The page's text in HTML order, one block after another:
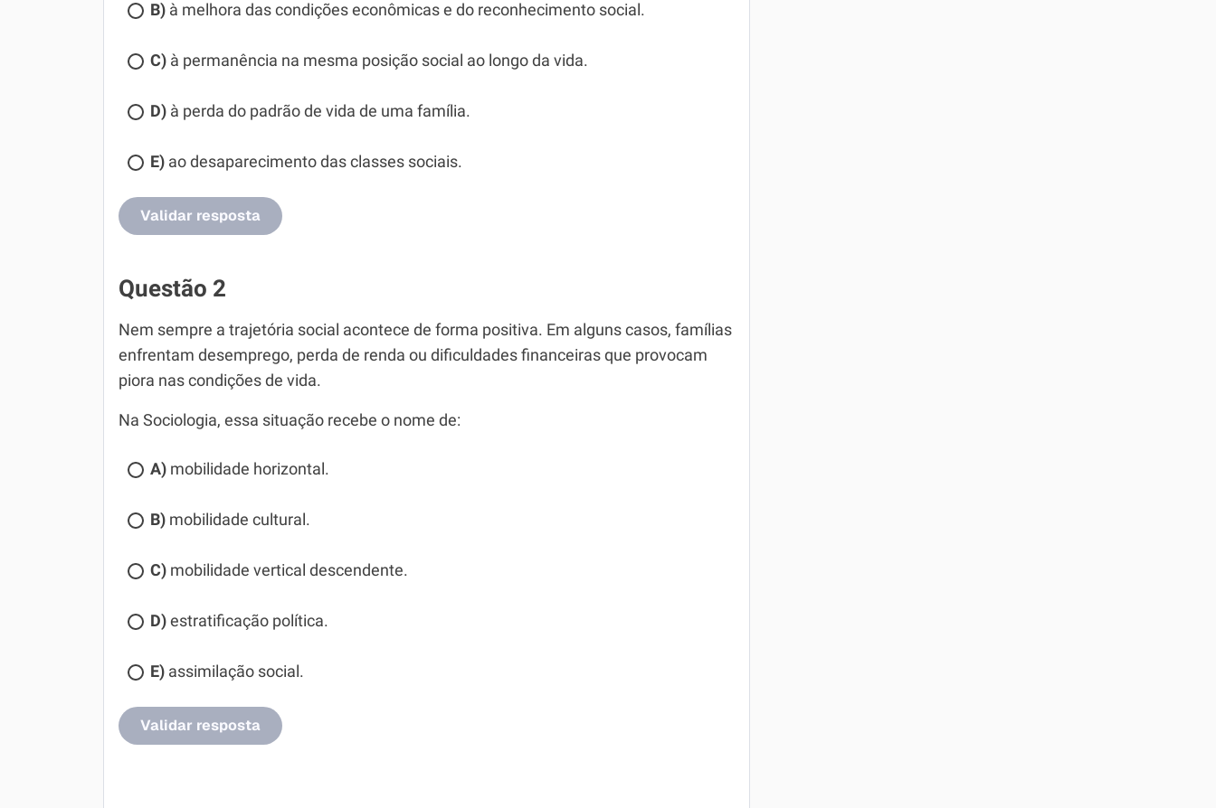
B) à melhora das condições econômicas e do reconhecimento social.
C) à permanência na mesma posição social ao longo da vida.
D) à perda do padrão de vida de uma família.
E) ao desaparecimento das classes sociais.
Validar resposta
Questão 2
Nem sempre a trajetória social acontece de forma positiva. Em alguns casos, famílias
enfrentam desemprego, perda de renda ou dificuldades financeiras que provocam
piora nas condições de vida.
Na Sociologia, essa situação recebe o nome de:
A) mobilidade horizontal.
B) mobilidade cultural.
C) mobilidade vertical descendente.
D) estratificação política.
E) assimilação social.
Validar resposta